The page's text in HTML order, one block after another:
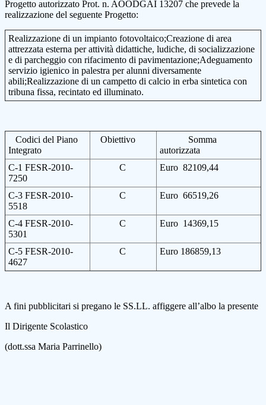
Progetto autorizzato Prot. n. AOODGAI 13207 che prevede la
realizzazione del seguente Progetto:
Realizzazione di un impianto fotovoltaico;Creazione di area
attrezzata esterna per attività didattiche, ludiche, di socializzazione
e di parcheggio con rifacimento di pavimentazione;Adeguamento
servizio igienico in palestra per alunni diversamente
abili;Realizzazione di un campetto di calcio in erba sintetica con
tribuna fissa, recintato ed illuminato.
Codici del Piano
Integrato
Obiettivo
Somma
autorizzata
C-1 FESR-2010-
7250
C Euro 82109,44
C-3 FESR-2010-
5518
C Euro 66519,26
C-4 FESR-2010-
5301
C Euro 14369,15
C-5 FESR-2010-
4627
C Euro 186859,13
A fini pubblicitari si pregano le SS.LL. affiggere all’albo la presente
Il Dirigente Scolastico
(dott.ssa Maria Parrinello)